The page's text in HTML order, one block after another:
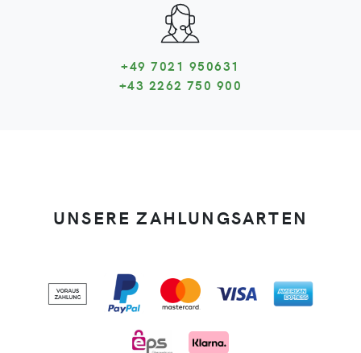
+49 7021 950631
+43 2262 750 900
UNSERE ZAHLUNGSARTEN